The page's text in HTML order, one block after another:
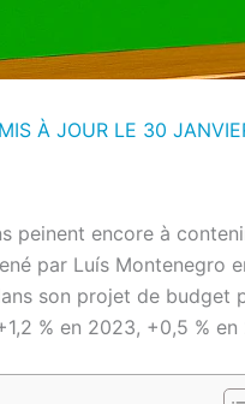
MIS À JOUR LE 30
peinent encore à
par Luís Montenegro
son projet de
% en 2023, +0,5 % en